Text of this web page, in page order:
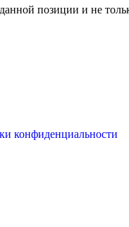
позиции и не
конфиденциальности